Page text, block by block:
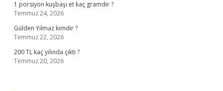
1 porsiyon kuşbaşı et kaç gramdır ?
Temmuz 24, 2026
Gülden Yılmaz kimdir ?
Temmuz 22, 2026
200 TL kaç yılında çıktı ?
Temmuz 20, 2026